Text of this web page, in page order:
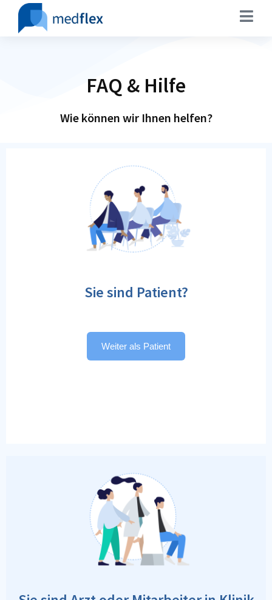
FAQ & Hilfe
Wie können wir Ihnen helfen?
Sie sind Patient?
Weiter als Patient